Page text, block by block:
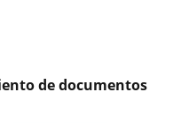
de documentos